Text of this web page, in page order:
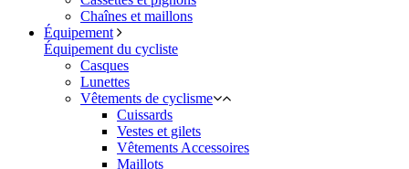
Chaînes et maillons
Équipement
Équipement du cycliste
Casques
Lunettes
Vêtements de cyclisme
Cuissards
Vestes et gilets
Vêtements Accessoires
Maillots